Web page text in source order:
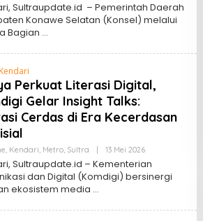
Update
Sultraupdate.id – Pemerintah Daerah
Konawe Selatan (Konsel) melalui
Bagian
Perkuat Literasi Digital,
Gelar Insight Talks:
Cerdas di Era Kecerdasan
, Kendari, Metro, Sultra 13 Mei 2026Oleh
Update
Sultraupdate.id – Kementerian
dan Digital (Komdigi) bersinergi
ekosistem media